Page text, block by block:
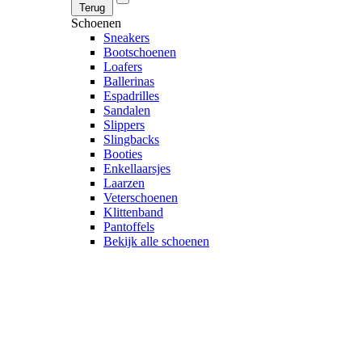
Terug
Schoenen
Sneakers
Bootschoenen
Loafers
Ballerinas
Espadrilles
Sandalen
Slippers
Slingbacks
Booties
Enkellaarsjes
Laarzen
Veterschoenen
Klittenband
Pantoffels
Bekijk alle schoenen